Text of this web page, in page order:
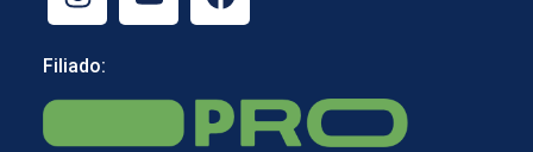
Filiado: